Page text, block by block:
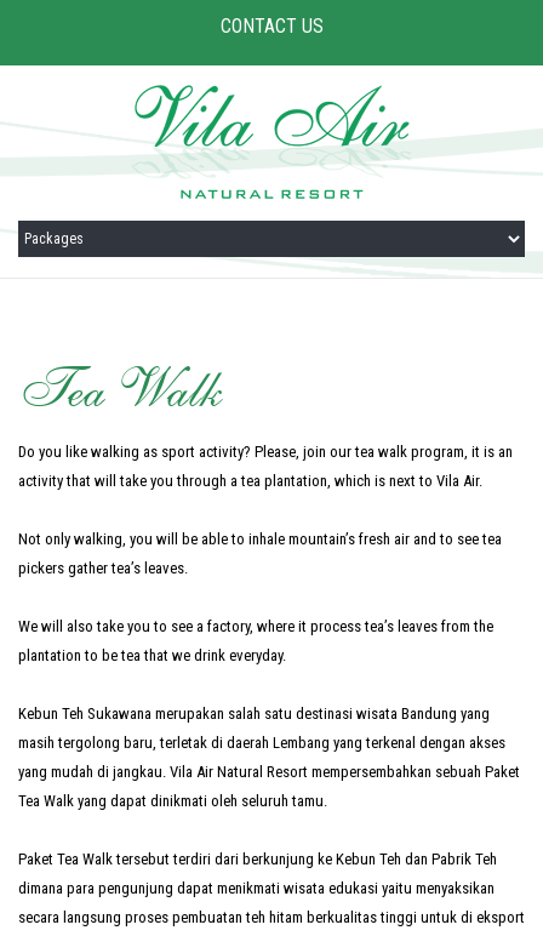
CONTACT US
Tea Walk
Do you like walking as sport activity? Please, join our tea walk program, it is an
activity that will take you through a tea plantation, which is next to Vila Air.
Not only walking, you will be able to inhale mountain’s fresh air and to see tea
pickers gather tea’s leaves.
We will also take you to see a factory, where it process tea’s leaves from the
plantation to be tea that we drink everyday.
Kebun Teh Sukawana merupakan salah satu destinasi wisata Bandung yang
masih tergolong baru, terletak di daerah Lembang yang terkenal dengan akses
yang mudah di jangkau. Vila Air Natural Resort mempersembahkan sebuah Paket
Tea Walk yang dapat dinikmati oleh seluruh tamu.
Paket Tea Walk tersebut terdiri dari berkunjung ke Kebun Teh dan Pabrik Teh
dimana para pengunjung dapat menikmati wisata edukasi yaitu menyaksikan
secara langsung proses pembuatan teh hitam berkualitas tinggi untuk di eksport